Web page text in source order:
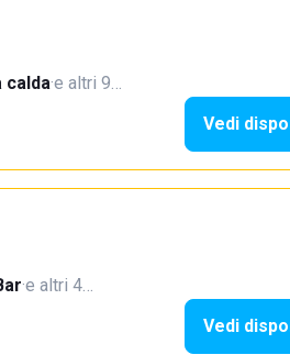
calda·e altri 9…
Vedi
·e altri 4…
Vedi